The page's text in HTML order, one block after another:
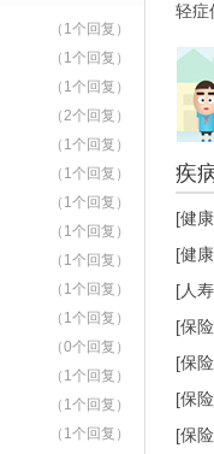
（1个回复）
（1个回复）
（1个回复）
（2个回复）
（1个回复）
（1个回复）
（1个回复）
（1个回复）
（1个回复）
（1个回复）
（1个回复）
（0个回复）
（1个回复）
（1个回复）
（1个回复）
轻症
疾
[健
[健
[人
[保
[保
[保
[保
产品